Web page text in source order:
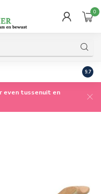
0
9.7
even tussenuit en